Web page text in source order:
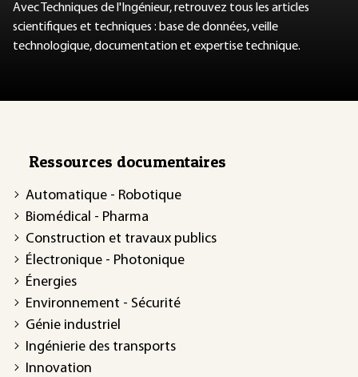
Avec Techniques de l'Ingénieur, retrouvez tous les articles
scientifiques et techniques : base de données, veille
technologique, documentation et expertise technique.
Ressources documentaires
Automatique - Robotique
Biomédical - Pharma
Construction et travaux publics
Électronique - Photonique
Énergies
Environnement - Sécurité
Génie industriel
Ingénierie des transports
Innovation